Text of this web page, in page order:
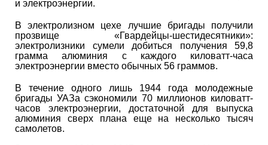
и электроэнергии.
В электролизном цехе лучшие бригады получили
прозвище «Гвардейцы-шестидесятники»:
электролизники сумели добиться получения 59,8
грамма алюминия с каждого киловатт-часа
электроэнергии вместо обычных 56 граммов.
В течение одного лишь 1944 года молодежные
бригады УАЗа сэкономили 70 миллионов киловатт-
часов электроэнергии, достаточной для выпуска
алюминия сверх плана еще на несколько тысяч
самолетов.